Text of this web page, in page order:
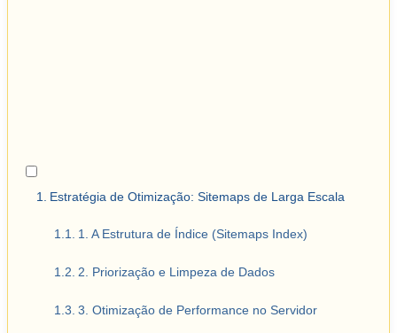
Estratégia de Otimização: Sitemaps de Larga Escala
1. A Estrutura de Índice (Sitemaps Index)
2. Priorização e Limpeza de Dados
3. Otimização de Performance no Servidor